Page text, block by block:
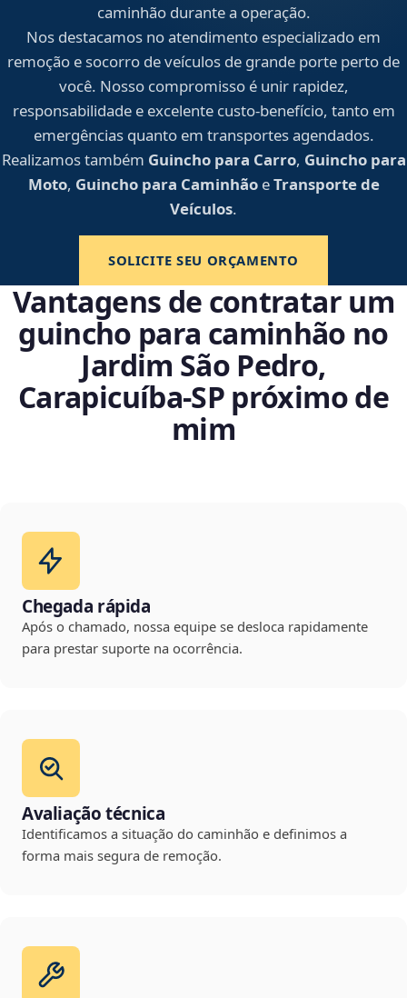
caminhão durante a operação.
Nos destacamos no atendimento especializado em
remoção e socorro de veículos de grande porte perto de
você. Nosso compromisso é unir rapidez,
responsabilidade e excelente custo-benefício, tanto em
emergências quanto em transportes agendados.
Realizamos também Guincho para Carro, Guincho para
Moto, Guincho para CaminhãoeTransporte de
Veículos.
SOLICITE SEU ORÇAMENTO
Vantagens de contratar um
guincho para caminhão no
Jardim São Pedro,
Carapicuíba‑SP próximo de
mim
Chegada rápida
Após o chamado, nossa equipe se desloca rapidamente
para prestar suporte na ocorrência.
Avaliação técnica
Identificamos a situação do caminhão e definimos a
forma mais segura de remoção.